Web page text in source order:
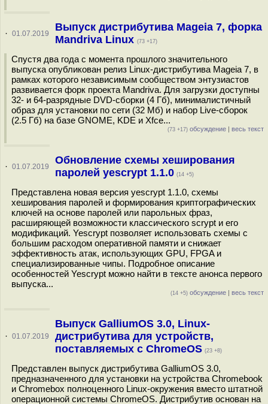
· 01.07.2019
Выпуск дистрибутива Mageia 7, форка
Mandriva Linux (73 +17)
Спустя два года с момента прошлого значительного
выпуска опубликован релиз Linux-дистрибутива Mageia 7, в
рамках которого независимым сообществом энтузиастов
развивается форк проекта Mandriva. Для загрузки доступны
32- и 64-разрядные DVD-сборки (4 Гб), минималистичный
образ для установки по сети (32 Мб) и набор Live-сборок
(2.5 Гб) на базе GNOME, KDE и Xfce...
(73 +17) обсуждение | весь текст
· 01.07.2019
Обновление схемы хеширования
паролей yescrypt 1.1.0 (14 +5)
Представлена новая версия yescrypt 1.1.0, схемы
хеширования паролей и формирования криптографических
ключей на основе паролей или парольных фраз,
расширяющей возможности классического scrypt и его
модификаций. Yescrypt позволяет использовать схемы с
большим расходом оперативной памяти и снижает
эффективность атак, использующих GPU, FPGA и
специализированные чипы. Подробное описание
особенностей Yescrypt можно найти в тексте анонса первого
выпуска...
(14 +5) обсуждение | весь текст
· 01.07.2019
Выпуск GalliumOS 3.0, Linux-
дистрибутива для устройств,
поставляемых с ChromeOS (23 +8)
Представлен выпуск дистрибутива GalliumOS 3.0,
предназначенного для установки на устройства Chromebook
и Chromebox полноценного Linux-окружения вместо штатной
операционной системы ChromeOS. Дистрибутив основан на